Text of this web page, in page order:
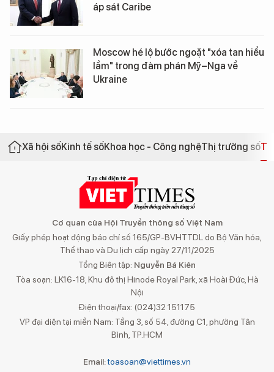
áp sát Caribe
Moscow hé lộ bước ngoặt "xóa tan hiểu
lầm" trong đàm phán Mỹ–Nga về
Ukraine
Xã hội sốKinh tế sốKhoa học - Công nghệThị trường số
Cơ quan của Hội Truyền thông số Việt Nam
Giấy phép hoạt động báo chí số 165/GP-BVHTTDL do Bộ Văn hóa,
Thể thao và Du lịch cấp ngày 27/11/2025
Tổng Biên tập: Nguyễn Bá Kiên
Tòa soạn: LK16-18, Khu đô thị Hinode Royal Park, xã Hoài Đức, Hà
Nội
Điện thoại/fax: (024)32 151175
VP đại diện tại miền Nam: Tầng 3, số 54, đường C1, phường Tân
Bình, TP.HCM
Email:toasoan@viettimes.vn